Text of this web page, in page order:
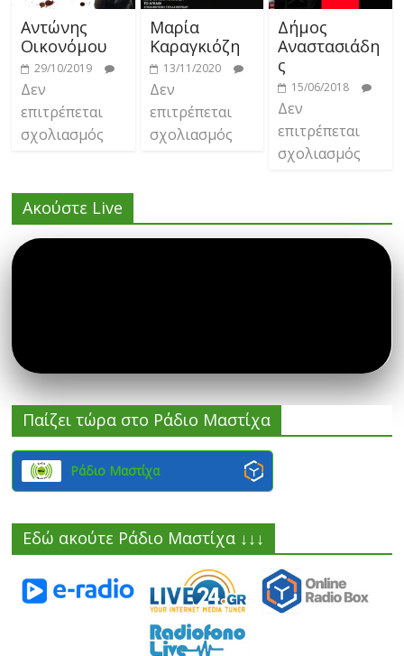
Αντώνης
Οικονόμου
29/10/2019
Δεν
επιτρέπεται
σχολιασμός
Μαρία
Καραγκιόζη
13/11/2020
Δεν
επιτρέπεται
σχολιασμός
Δήμος
Αναστασιάδη
ς
15/06/2018
Δεν
επιτρέπεται
σχολιασμός
Ακούστε Live
Παίζει τώρα στο Ράδιο Μαστίχα
Ράδιο Μαστίχα
Εδώ ακούτε Ράδιο Μαστίχα ↓↓↓